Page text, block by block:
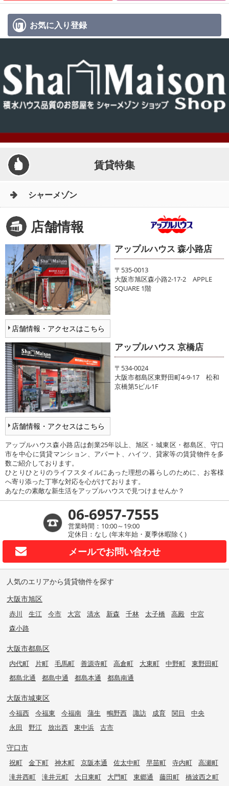
お気に入り登録
賃貸特集
シャーメゾン
店舗情報
店舗情報・アクセスはこちら
アップルハウス 森小路店
〒535-0013
大阪市旭区森小路2-17-2 APPLE
SQUARE 1階
店舗情報・アクセスはこちら
アップルハウス 京橋店
〒534-0024
大阪市都島区東野田町4-9-17 松和
京橋第5ビル1F
アップルハウス森小路店は創業25年以上、旭区・城東区・都島区、守口
市を中心に賃貸マンション、アパート、ハイツ、貸家等の賃貸物件を多
数ご紹介しております。
ひとりひとりのライフスタイルにあった理想の暮らしのために、お客様
へ寄り添った丁寧な対応を心がけております。
あなたの素敵な新生活をアップルハウスで見つけませんか？
06-6957-7555
営業時間：10:00～19:00
定休日：なし (年末年始・夏季休暇除く)
メールでお問い合わせ
人気のエリアから賃貸物件を探す
大阪市旭区
赤川 生江 今市 大宮 清水 新森 千林 太子橋 高殿
中宮
森小路
大阪市都島区
内代町 片町 毛馬町 善源寺町 高倉町 大東町 中野町
東野田町
都島北通
都島中通 都島本通 都島南通
大阪市城東区
今福西 今福東 今福南 蒲生 鴫野西 諏訪 成育 関目
中央
永田
野江 放出西 東中浜 古市
守口市
祝町 金下町 神木町 京阪本通 佐太中町 早苗町 寺内町
高瀬町
滝井西町
滝井元町 大日東町 大門町 東郷通 藤田町
橋波西之町